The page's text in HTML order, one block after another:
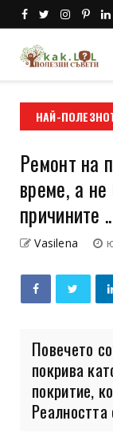
НАЙ-
да спечелим
Ремонт на
време, а не
причините
Vasilena
Повечето
покрива
покритие,
Реалността